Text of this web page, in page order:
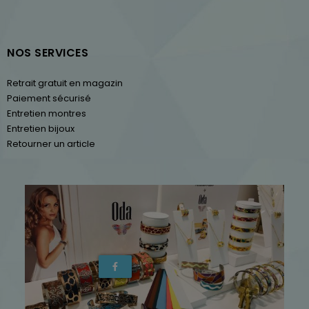
NOS SERVICES
Retrait gratuit en magazin
Paiement sécurisé
Entretien montres
Entretien bijoux
Retourner un article